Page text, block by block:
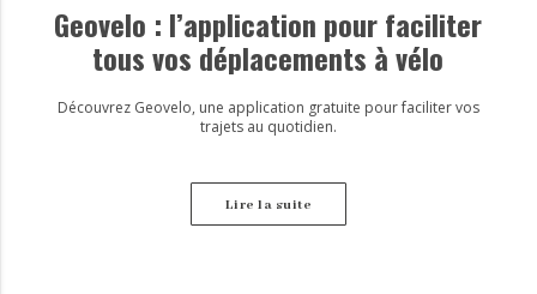
Geovelo : l’application pour faciliter
tous vos déplacements à vélo
Découvrez Geovelo, une application gratuite pour faciliter vos
trajets au quotidien.
Lire la suite